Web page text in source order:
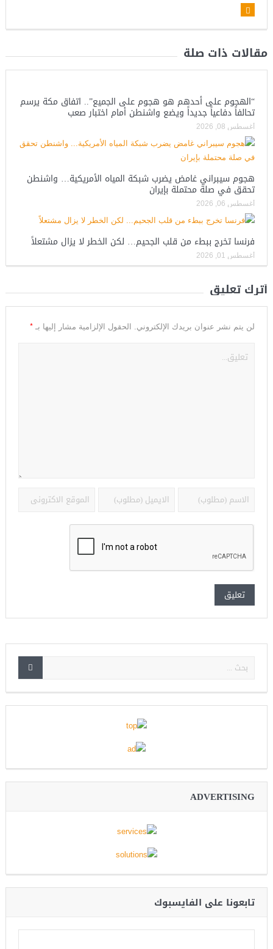
مقالات ذات صلة
“الهجوم على أحدهم هو هجوم على الجميع”.. اتفاق مكة يرسم
تحالفاً دفاعياً جديداً ويضع واشنطن أمام اختبار صعب
أغسطس 08, 2026
هجوم سيبراني غامض يضرب شبكة المياه الأمريكية… واشنطن
تحقق في صلة محتملة بإيران
أغسطس 06, 2026
فرنسا تخرج ببطء من قلب الجحيم… لكن الخطر لا يزال مشتعلاً
أغسطس 01, 2026
أترك تعليق
لن يتم نشر عنوان بريدك الإلكتروني. الحقول الإلزامية مشار إليها بـ *
ADVERTISING
تابعونا على الفايسبوك